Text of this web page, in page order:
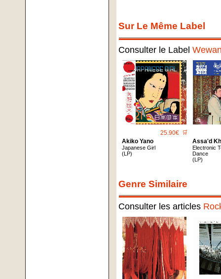
Sur Le Même Label
Consulter le Label
25.90€ 🛒
Akiko Yano
Japanese Girl
(LP)
Assa'd
Electronic
Dance
(LP)
Genre Similaire
Consulter les articles